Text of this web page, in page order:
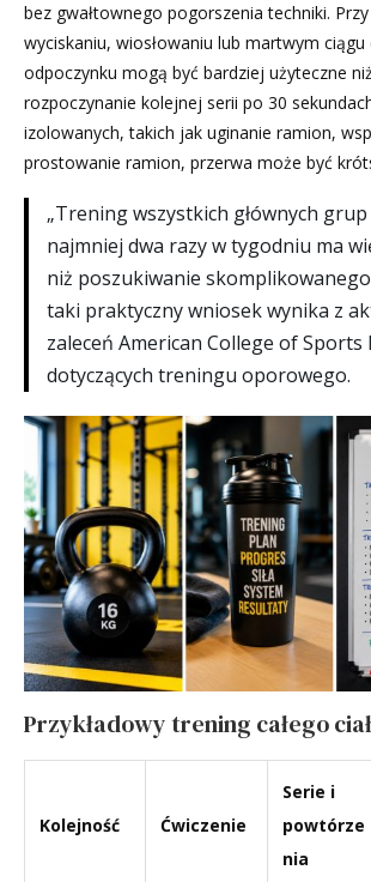
bez gwałtownego pogorszenia techniki.
wyciskaniu, wiosłowaniu lub martwym
odpoczynku mogą być bardziej użyteczne
rozpoczynanie kolejnej serii po 30
izolowanych, takich jak uginanie ramion,
prostowanie ramion, przerwa może być
„Trening wszystkich głównych
najmniej dwa razy w tygodniu ma
niż poszukiwanie
taki praktyczny wniosek wynika z
zaleceń American College of Sports
dotyczących treningu oporowego.
Przykładowy trening całego
Kolejność Ćwiczenie
Serie i
powtórze
nia